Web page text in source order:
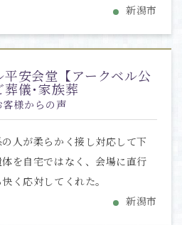
新潟市
安会堂【アークベル公
儀･家族葬
様からの声
人が柔らかく接し対応して下
を自宅ではなく、会場に直行
く応対してくれた。
新潟市